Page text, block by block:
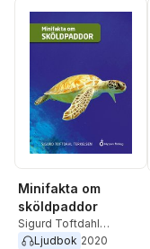
Minifakta om
sköldpaddor
Sigurd Toftdahl
Terkelsen
Ljudbok 2020